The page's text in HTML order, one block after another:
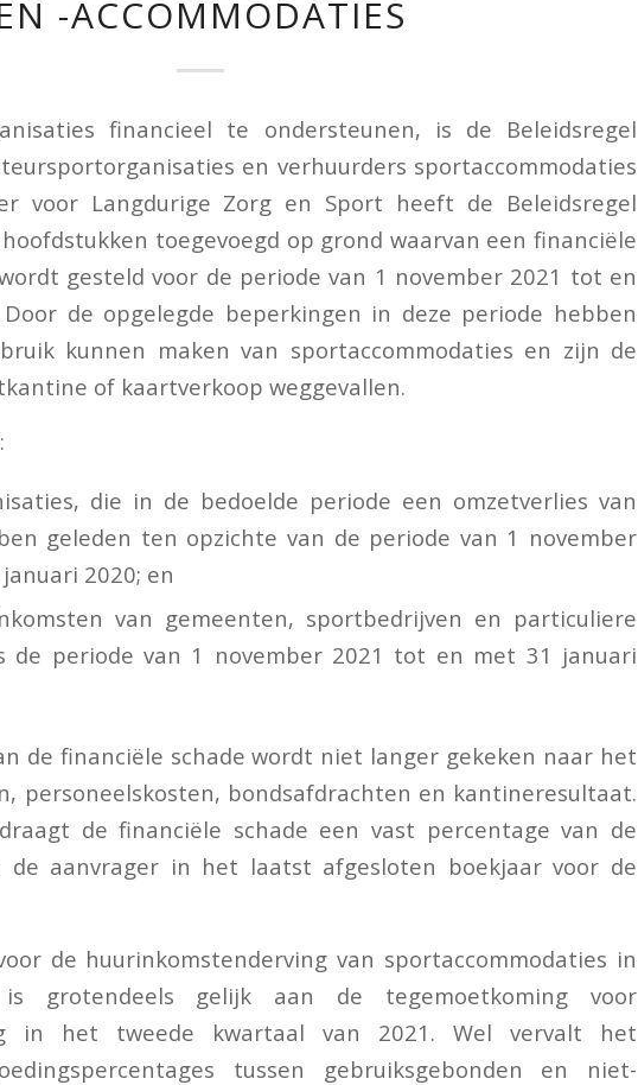
-ACCOMMODATIES
financieel te ondersteunen, is de Beleidsregel
en verhuurders sportaccommodaties
voor Langdurige Zorg en Sport heeft de Beleidsregel
toegevoegd op grond waarvan een financiële
gesteld voor de periode van 1 november 2021 tot en
de opgelegde beperkingen in deze periode hebben
kunnen maken van sportaccommodaties en zijn de
of kaartverkoop weggevallen.
die in de bedoelde periode een omzetverlies van
geleden ten opzichte van de periode van 1 november
2020; en
van gemeenten, sportbedrijven en particuliere
de periode van 1 november 2021 tot en met 31 januari
de financiële schade wordt niet langer gekeken naar het
personeelskosten, bondsafdrachten en kantineresultaat.
de financiële schade een vast percentage van de
de aanvrager in het laatst afgesloten boekjaar voor de
de huurinkomstenderving van sportaccommodaties in
grotendeels gelijk aan de tegemoetkoming voor
in het tweede kwartaal van 2021. Wel vervalt het
tussen gebruiksgebonden en niet-